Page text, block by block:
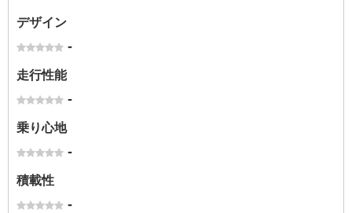
デザイン
-
走行性能
-
乗り心地
-
積載性
-